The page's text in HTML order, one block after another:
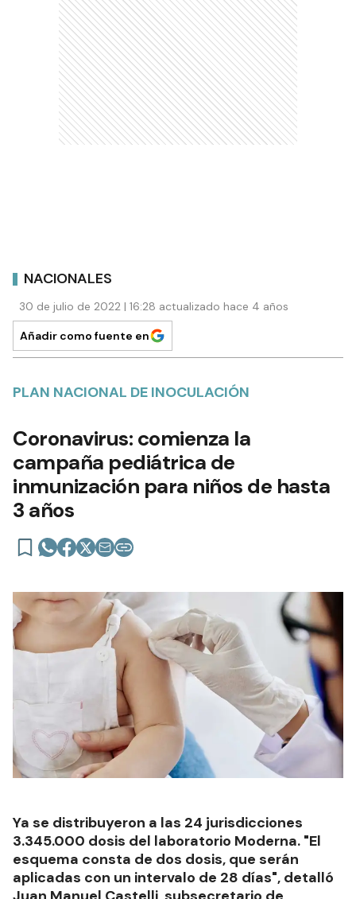
NACIONALES
30 de julio de 2022 | 16:28 actualizado hace 4 años
Añadir como fuente en
PLAN NACIONAL DE INOCULACIÓN
Coronavirus: comienza la
campaña pediátrica de
inmunización para niños de hasta
3 años
Ya se distribuyeron a las 24 jurisdicciones
3.345.000 dosis del laboratorio Moderna. "El
esquema consta de dos dosis, que serán
aplicadas con un intervalo de 28 días", detalló